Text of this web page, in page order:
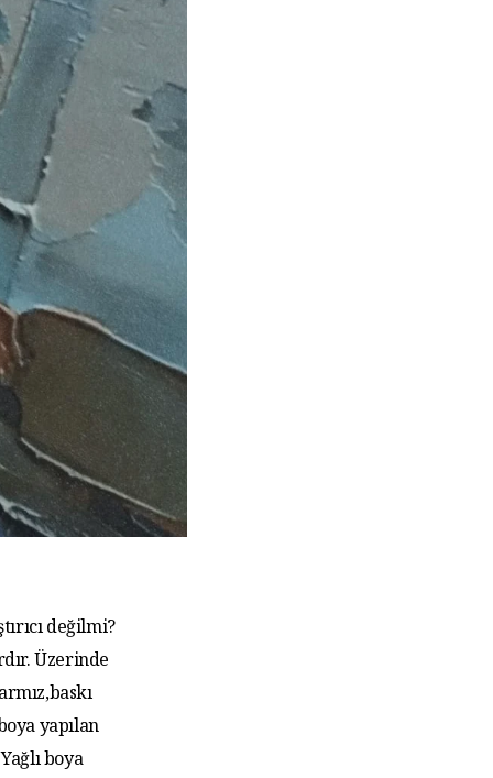
değilmi?
Üzerinde
yapılan
boya